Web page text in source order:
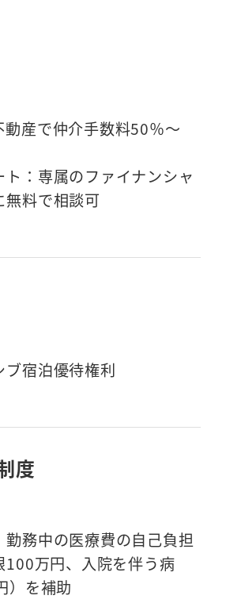
産で仲介手数料50％～
ト：専属のファイナンシャ
無料で相談可
宿泊優待権利
度
勤務中の医療費の自己負担
100万円、入院を伴う病
）を補助